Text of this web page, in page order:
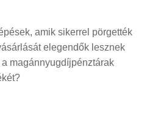
amik sikerrel pörgették
elegendők lesznek
magánnyugdíjpénztárak